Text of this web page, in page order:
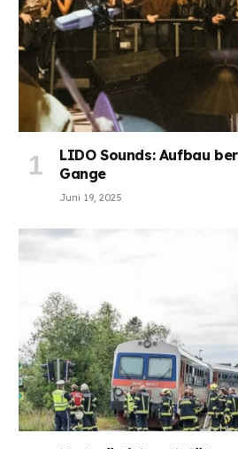
LIDO Sounds: Aufbau
Gange
Juni 19, 2025